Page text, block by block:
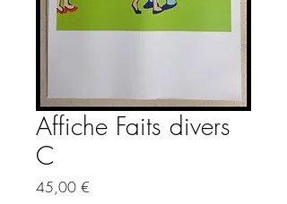
Affiche Faits divers
C
45,00 €